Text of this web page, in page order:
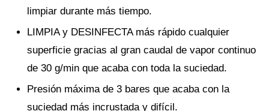
limpiar durante más tiempo.
LIMPIA y DESINFECTA más rápido cualquier
superficie gracias al gran caudal de vapor continuo
de 30 g/min que acaba con toda la suciedad.
Presión máxima de 3 bares que acaba con la
suciedad más incrustada y difícil.